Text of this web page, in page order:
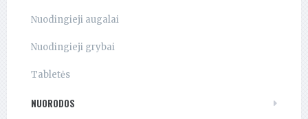
Nuodingieji augalai
Nuodingieji grybai
Tabletės
NUORODOS